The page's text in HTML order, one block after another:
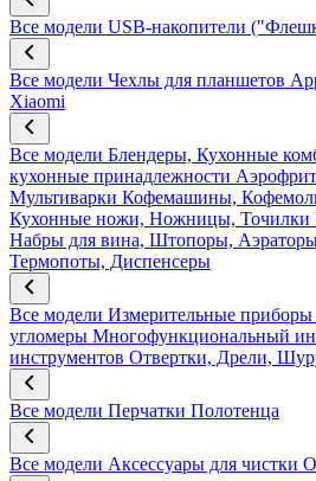
Все модели USB-накопители
Все модели Чехлы для планшетов
Xiaomi
Все модели Блендеры, Кухонные
кухонные принадлежности
Мультиварки Кофемашины,
Кухонные ножи, Ножницы, Точилки
Набры для вина, Штопоры,
Термопоты, Диспенсеры
Все модели Измерительные
угломеры Многофункциональный
инструментов Отвертки, Дрели,
Все модели Перчатки Полотенца
Все модели Аксессуары для чистки